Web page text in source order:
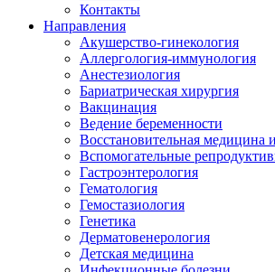
Контакты
Направления
Акушерство-гинекология
Аллергология-иммунология
Анестезиология
Бариатрическая хирургия
Вакцинация
Ведение беременности
Восстановительная медицина
Вспомогательные
Гастроэнтерология
Гематология
Гемостазиология
Генетика
Дерматовенерология
Детская медицина